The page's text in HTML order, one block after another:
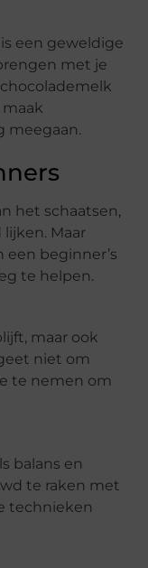
een geweldige
met je
meegaan.
het schaatsen,
Maar
een beginner’s
te helpen.
maar ook
niet om
te nemen om
balans en
te raken met
technieken